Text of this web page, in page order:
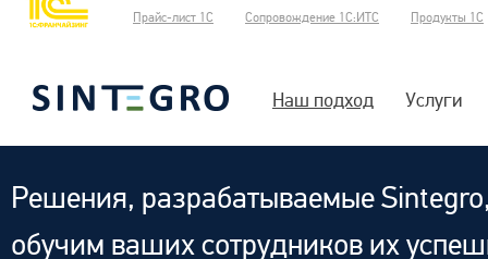
Прайс-лист 1С Сопровождение 1С:ИТС Продукты 1С
Наш подход Услуги
Решения, разрабатываемые
обучим ваших сотрудников их